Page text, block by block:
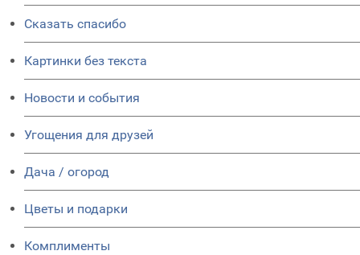
Сказать спасибо
Картинки без текста
Новости и события
Угощения для друзей
Дача / огород
Цветы и подарки
Комплименты